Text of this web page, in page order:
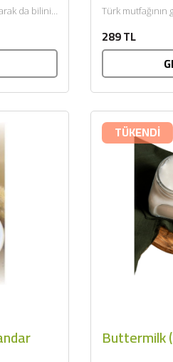
da bilinir.
Türk
289 TL
TÜKENDİ
Buttermilk